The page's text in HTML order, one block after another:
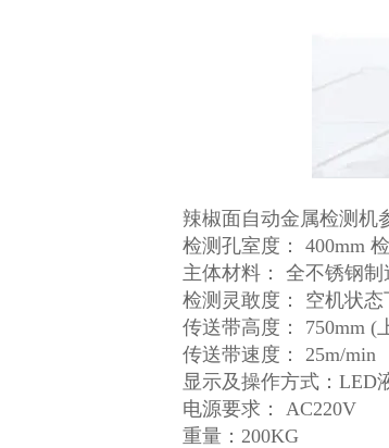
辣椒面自动金属检测机
检测孔室度： 400mm
主体材料： 全不锈钢制
检测灵敢度： 空机状态
传送带高度： 750mm (
传送带速度： 25m/min
显示及操作方式：LED
电源要求： AC220V
重量：200KG